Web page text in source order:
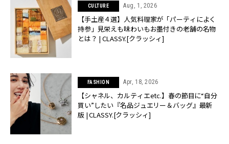
CULTURE Aug, 1, 2026
【手土産４選】人気料理家が「パーティによく
持参」見栄えも味わいもお墨付きの老舗の名物
とは？ | CLASSY.[クラッシィ]
FASHION Apr, 18, 2026
【シャネル、カルティエetc.】春の節目に“自分
買い”したい『名品ジュエリー＆バッグ』最新
版 | CLASSY.[クラッシィ]